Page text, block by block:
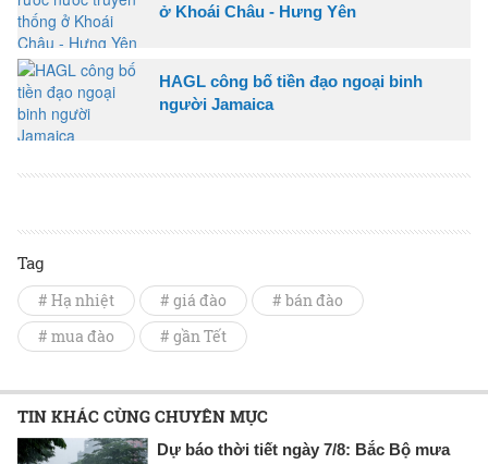
ở Khoái Châu - Hưng Yên
HAGL công bố tiền đạo ngoại binh
người Jamaica
Tag
# Hạ nhiệt # giá đào
# bán đào
# mua đào
# gần Tết
TIN KHÁC CÙNG CHUYÊN MỤC
Dự báo thời tiết ngày 7/8: Bắc Bộ mưa